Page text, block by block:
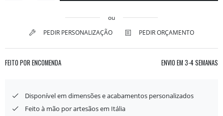
ou
PEDIR PERSONALIZAÇÃO
PEDIR ORÇAMENTO
FEITO POR ENCOMENDA ENVIO EM 3-4 SEMANAS
Disponível em dimensões e acabamentos personalizados
Feito à mão por artesãos em Itália